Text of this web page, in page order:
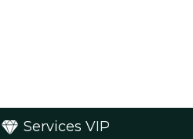
Services VIP